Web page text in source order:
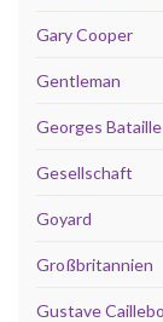
Gary Cooper
Gentleman
Georges Bataille
Gesellschaft
Goyard
Großbritannien
Gustave